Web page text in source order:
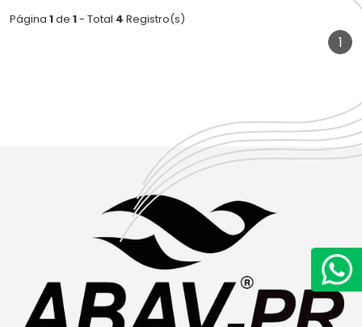
Página 1de 1- Total 4 Registro(s)
1